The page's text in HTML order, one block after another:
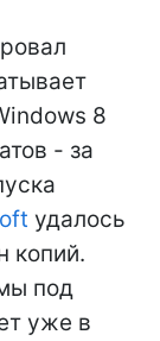
8
- за
удалось
копий.
под
уже в